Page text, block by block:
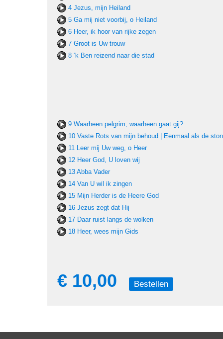
4 Jezus, mijn Heiland
5 Ga mij niet voorbij, o Heiland
6 Heer, ik hoor van rijke zegen
7 Groot is Uw trouw
8 ‘k Ben reizend naar die stad
9 Waarheen pelgrim, waarheen gaat gij?
10 Vaste Rots van mijn behoud | Eenmaal als de
11 Leer mij Uw weg, o Heer
12 Heer God, U loven wij
13 Abba Vader
14 Van U wil ik zingen
15 Mijn Herder is de Heere God
16 Jezus zegt dat Hij
17 Daar ruist langs de wolken
18 Heer, wees mijn Gids
€ 10,00 Bestellen